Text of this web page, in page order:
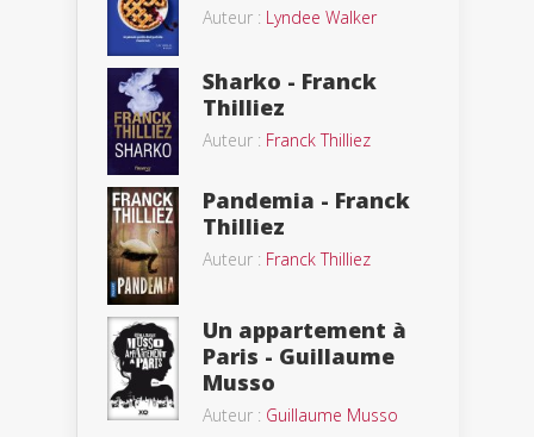
Auteur : Lyndee Walker
Sharko - Franck
Thilliez
Auteur : Franck Thilliez
Pandemia - Franck
Thilliez
Auteur : Franck Thilliez
Un appartement à
Paris - Guillaume
Musso
Auteur : Guillaume Musso